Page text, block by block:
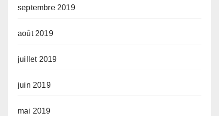
septembre 2019
août 2019
juillet 2019
juin 2019
mai 2019